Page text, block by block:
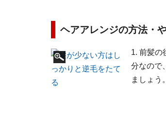
ヘアアレンジの方法・
1. 前髪の
分なので
ましょう。